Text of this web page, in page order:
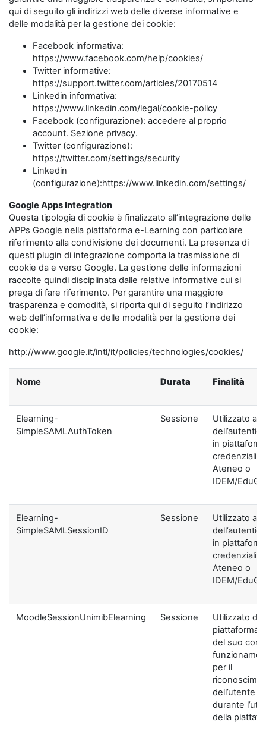
qui di seguito gli indirizzi web delle diverse informative e
delle modalità per la gestione dei cookie:
Facebook informativa:
https://www.facebook.com/help/cookies/
Twitter informative:
https://support.twitter.com/articles/20170514
Linkedin informativa:
https://www.linkedin.com/legal/cookie-policy
Facebook (configurazione): accedere al proprio
account. Sezione privacy.
Twitter (configurazione):
https://twitter.com/settings/security
Linkedin
(configurazione):https://www.linkedin.com/settings/
Google Apps Integration
Questa tipologia di cookie è finalizzato all’integrazione delle
APPs Google nella piattaforma e-Learning con particolare
riferimento alla condivisione dei documenti. La presenza di
questi plugin di integrazione comporta la trasmissione di
cookie da e verso Google. La gestione delle informazioni
raccolte quindi disciplinata dalle relative informative cui si
prega di fare riferimento. Per garantire una maggiore
trasparenza e comodità, si riporta qui di seguito l’indirizzo
web dell’informativa e delle modalità per la gestione dei
cookie:
http://www.google.it/intl/it/policies/technologies/cookies/
Nome Durata Finalità
Elearning-
SimpleSAMLAuthToken
Sessione
Utilizzato ai
in
credenziali di
Ateneo o
IDEM/
Elearning-
SimpleSAMLSessionID
Sessione
Utilizzato ai
in
credenziali di
Ateneo o
IDEM/
MoodleSessionUnimibElearning Sessione
Utilizzato
piattaforma
del suo
per il
dell’utente
durante
della